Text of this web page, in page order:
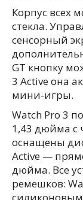
Корпус всех
стекла.
сенсорный
GT кнопку
3 Active она
мини-игры.
Watch Pro 3
1,43 дюйма с
оснащены
Active —
дюйма. Все
ремешков: